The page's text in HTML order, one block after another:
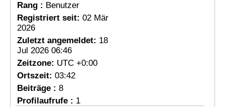
Rang : Benutzer
Registriert seit: 02 Mär
2026
Zuletzt angemeldet: 18
Jul 2026 06:46
Zeitzone: UTC +0:00
Ortszeit: 03:42
Beiträge : 8
Profilaufrufe : 1